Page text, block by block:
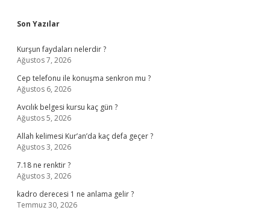
Sidebar
Son Yazılar
Kurşun faydaları nelerdir ?
Ağustos 7, 2026
Cep telefonu ile konuşma senkron mu ?
Ağustos 6, 2026
Avcılık belgesi kursu kaç gün ?
Ağustos 5, 2026
Allah kelimesi Kur’an’da kaç defa geçer ?
Ağustos 3, 2026
7.18 ne renktir ?
Ağustos 3, 2026
kadro derecesi 1 ne anlama gelir ?
Temmuz 30, 2026